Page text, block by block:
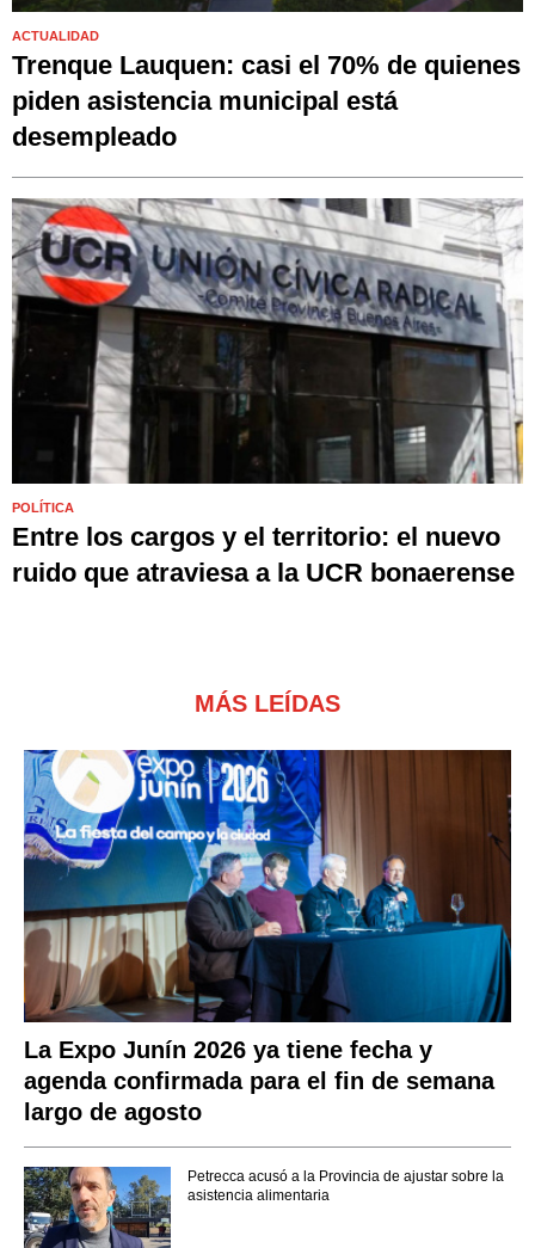
ACTUALIDAD
Trenque Lauquen: casi el 70% de quienes
piden asistencia municipal está
desempleado
POLÍTICA
Entre los cargos y el territorio: el nuevo
ruido que atraviesa a la UCR bonaerense
MÁS LEÍDAS
La Expo Junín 2026 ya tiene fecha y
agenda confirmada para el fin de semana
largo de agosto
Petrecca acusó a la Provincia de ajustar sobre la
asistencia alimentaria